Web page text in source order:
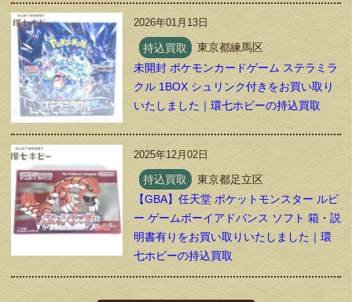
2026年01月13日
持込買取
東京都練馬区
未開封 ポケモンカードゲーム ステラミラ
クル 1BOX シュリンク付きをお買い取り
いたしました｜環七ホビーの持込買取
2025年12月02日
持込買取
東京都足立区
【GBA】任天堂 ポケットモンスター ルビ
ー ゲームボーイアドバンス ソフト 箱・説
明書有りをお買い取りいたしました｜環
七ホビーの持込買取